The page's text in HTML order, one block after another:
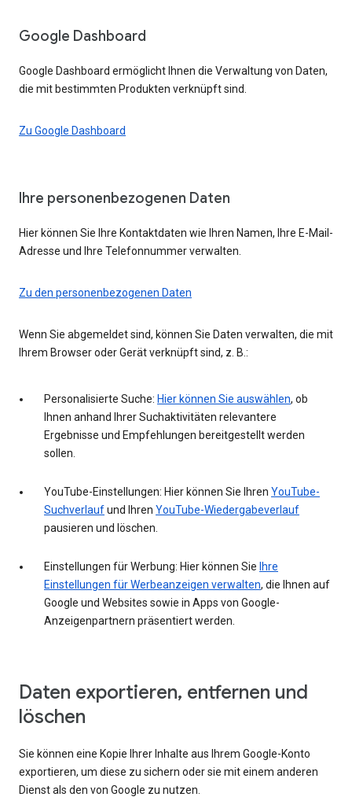
Google Dashboard
Google Dashboard ermöglicht Ihnen die Verwaltung von Daten,
die mit bestimmten Produkten verknüpft sind.
Zu Google Dashboard
Ihre personenbezogenen Daten
Hier können Sie Ihre Kontaktdaten wie Ihren Namen, Ihre E-Mail-
Adresse und Ihre Telefonnummer verwalten.
Zu den personenbezogenen Daten
Wenn Sie abgemeldet sind, können Sie Daten verwalten, die mit
Ihrem Browser oder Gerät verknüpft sind, z. B.:
Personalisierte Suche: Hier können Sie auswählen, ob
Ihnen anhand Ihrer Suchaktivitäten relevantere
Ergebnisse und Empfehlungen bereitgestellt werden
sollen.
YouTube-Einstellungen: Hier können Sie Ihren YouTube-
Suchverlaufund Ihren YouTube-Wiedergabeverlauf
pausieren und löschen.
Einstellungen für Werbung: Hier können Sie Ihre
Einstellungen für Werbeanzeigen verwalten, die Ihnen auf
Google und Websites sowie in Apps von Google-
Anzeigenpartnern präsentiert werden.
Daten exportieren, entfernen und
löschen
Sie können eine Kopie Ihrer Inhalte aus Ihrem Google-Konto
exportieren, um diese zu sichern oder sie mit einem anderen
Dienst als den von Google zu nutzen.